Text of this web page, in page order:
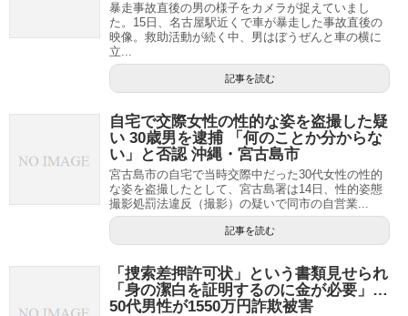
暴走事故直後の男の様子をカメラが捉えていまし
た。15日、名古屋駅近くで車が暴走した事故直後の
映像。救助活動が続く中、男はぼうぜんと車の横に
立...
記事を読む
自宅で交際女性の性的な姿を盗撮した疑
い 30歳男を逮捕 「何のことか分からな
い」と否認 沖縄・宮古島市
宮古島市の自宅で当時交際中だった30代女性の性的
な姿を盗撮したとして、宮古島署は14日、性的姿態
撮影処罰法違反（撮影）の疑いで同市の自営業...
記事を読む
「捜索差押許可状」という書類見せられ
「身の潔白を証明するのに金が必要」…
50代男性が1550万円詐欺被害